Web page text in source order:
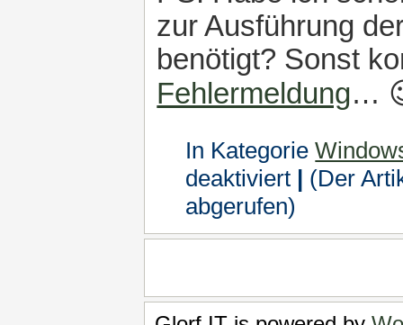
zur Ausführung
benötigt? Sonst
Fehlermeldung…
In Kategorie
deaktiviert für
Nützliche
Einblicke
ins
Innere
Windows
| (Der
abgerufen)